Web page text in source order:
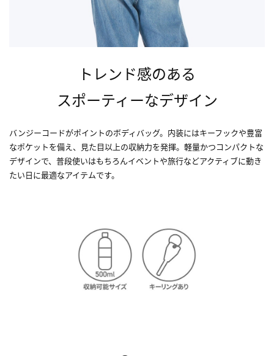
トレンド感のある
スポーティーなデザイン
バンジーコードがポイントのボディバッグ。内装にはキーフックや豊富
なポケットを備え、見た目以上の収納力を発揮。軽量かつコンパクトな
デザインで、普段使いはもちろんイベントや旅行などアクティブに動き
たい日に最適なアイテムです。